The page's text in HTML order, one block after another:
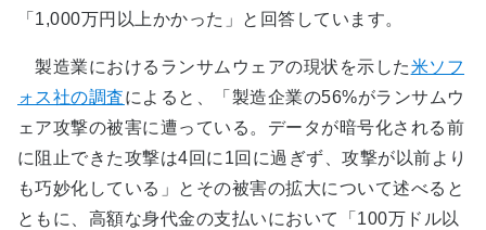
「1,000万円以上かかった」と回答しています。
製造業におけるランサムウェアの現状を示した米ソフ
ォス社の調査によると、「製造企業の56%がランサムウ
ェア攻撃の被害に遭っている。データが暗号化される前
に阻止できた攻撃は4回に1回に過ぎず、攻撃が以前より
も巧妙化している」とその被害の拡大について述べると
ともに、高額な身代金の支払いにおいて「100万ドル以